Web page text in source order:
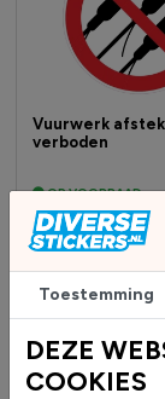
Vuurwerk
verboden
OP VOORRAAD
Vanaf € 0,85
€ 1,30adviesprijs
Toestemming
DEZE
COOKIES